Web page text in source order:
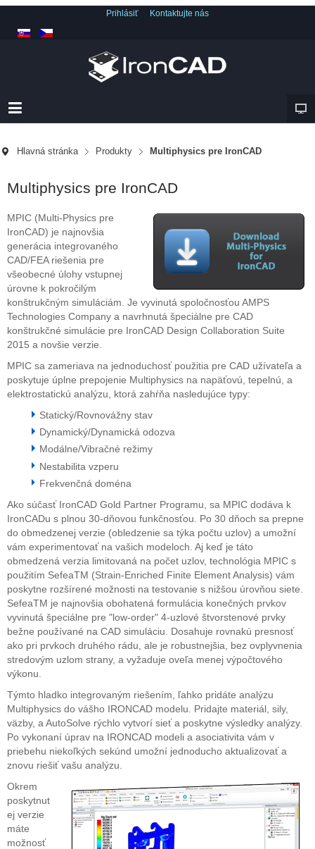
Prihlásiť Kontaktujte nás
Hlavná stránka Produkty Multiphysics pre IronCAD
Multiphysics pre IronCAD
MPIC (Multi-Physics pre
IronCAD) je najnovšia
generácia integrovaného
CAD/FEA riešenia pre
všeobecné úlohy vstupnej
úrovne k pokročilým
konštrukčným simuláciám. Je vyvinutá spoločnosťou AMPS
Technologies Company a navrhnutá špeciálne pre CAD
konštrukčné simulácie pre IronCAD Design Collaboration Suite
2015 a novšie verzie.
MPIC sa zameriava na jednoduchosť použitia pre CAD užívateľa a
poskytuje úplne prepojenie Multiphysics na napäťovú, tepelnú, a
elektrostatickú analýzu, ktorá zahŕňa nasledujúce typy:
Statický/Rovnovážny stav
Dynamický/Dynamická odozva
Modálne/Vibračné režimy
Nestabilita vzperu
Frekvenčná doména
Ako súčasť IronCAD Gold Partner Programu, sa MPIC dodáva k
IronCADu s plnou 30-dňovou funkčnosťou. Po 30 dňoch sa prepne
do obmedzenej verzie (obledzenie sa týka počtu uzlov) a umožní
vám experimentovať na vašich modeloch. Aj keď je táto
obmedzená verzia limitovaná na počet uzlov, technológia MPIC s
použitím SefeaTM (Strain-Enriched Finite Element Analysis) vám
poskytne rozšírené možnosti na testovanie s nižšou úrovňou siete.
SefeaTM je najnovšia obohatená formulácia konečných prvkov
vyvinutá špeciálne pre "low-order" 4-uzlové štvorstenové prvky
bežne používané na CAD simuláciu. Dosahuje rovnakú presnosť
ako pri prvkoch druhého rádu, ale je robustnejšia, bez ovplyvnenia
stredovým uzlom strany, a vyžaduje oveľa menej výpočtového
výkonu.
Týmto hladko integrovaným riešením, ľahko pridáte analýzu
Multiphysics do vášho IRONCAD modelu. Pridajte materiál, sily,
väzby, a AutoSolve rýchlo vytvorí sieť a poskytne výsledky analýzy.
Po vykonaní úprav na IRONCAD modeli a asociativita vám v
priebehu niekoľkých sekúnd umožní jednoducho aktualizovať a
znovu riešiť vašu analýzu.
Okrem
poskytnut
ej verzie
máte
možnosť